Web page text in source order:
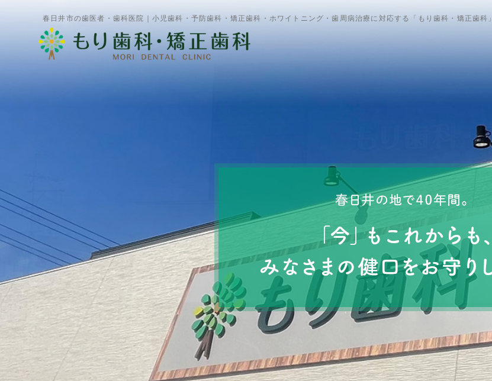
春日井市の歯医者・歯科医院｜小児歯科・予防歯科・矯正歯科・ホワイトニング・歯周病治療に対応する「もり歯科・矯正歯科」